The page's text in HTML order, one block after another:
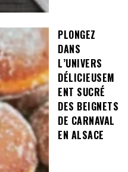
PLONGEZ
DANS
L’UNIVERS
DÉLICIEUSEM
ENT SUCRÉ
DES BEIGNETS
DE CARNAVAL
EN ALSACE